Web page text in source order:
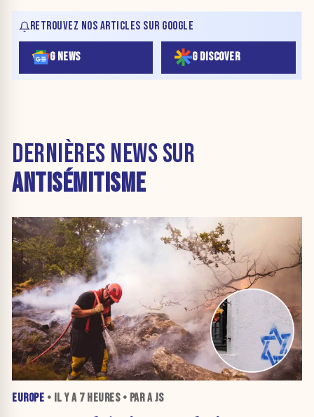
RETROUVEZ NOS ARTICLES SUR GOOGLE
G NEWS G DISCOVER
DERNIÈRES NEWS SUR
ANTISÉMITISME
EUROPE • IL Y A 7 HEURES• PAR A JS